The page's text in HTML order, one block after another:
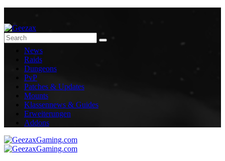
News
Raids
Dungeons
PvP
Patches & Updates
Mounts
Klassennews & Guides
Erweiterungen
Addons